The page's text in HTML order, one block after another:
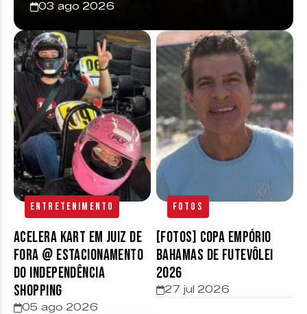
03 ago 2026
Entretenimento
Acelera Kart em Juiz de
Fora @ estacionamento
do Independência
Shopping
05 ago 2026
Fotos
[FOTOS] Copa Empório
Bahamas de Futevôlei
2026
27 jul 2026